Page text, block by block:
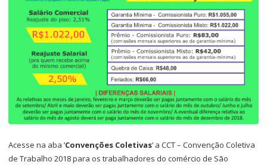
Acesse na aba ‘Convenções Coletivas’ a CCT – Convenção Coletiva
de Trabalho 2018 para os trabalhadores do comércio de São